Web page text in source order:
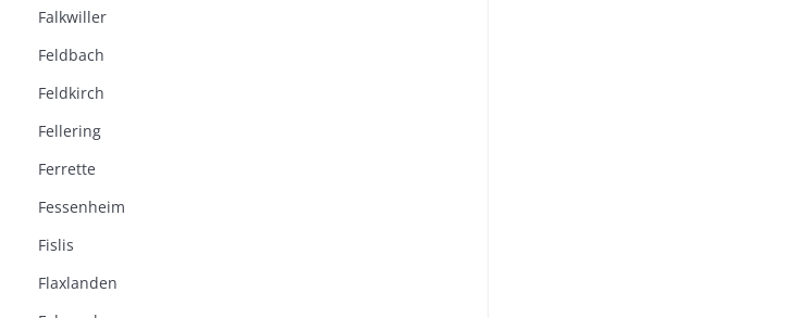
Falkwiller
Feldbach
Feldkirch
Fellering
Ferrette
Fessenheim
Fislis
Flaxlanden